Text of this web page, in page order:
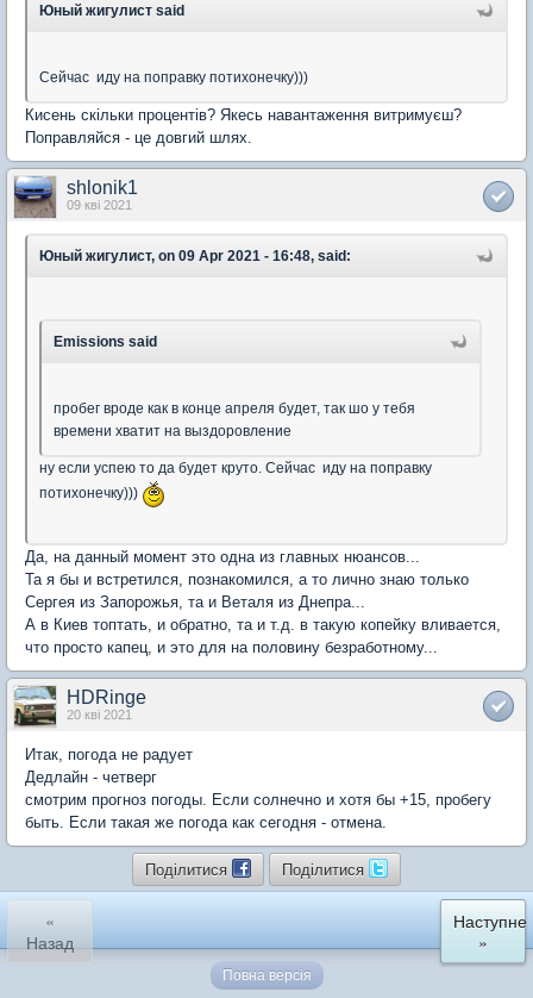
Юный жигулист said
Сейчас иду на поправку потихонечку)))
Кисень скільки процентів? Якесь навантаження витримуєш?
Поправляйся - це довгий шлях.
shlonik1
09 кві 2021
Юный жигулист, on 09 Apr 2021 - 16:48, said:
Emissions said
пробег вроде как в конце апреля будет, так шо у тебя
времени хватит на выздоровление
ну если успею то да будет круто. Сейчас иду на поправку
потихонечку)))
Да, на данный момент это одна из главных нюансов...
Та я бы и встретился, познакомился, а то лично знаю только
Сергея из Запорожья, та и Веталя из Днепра...
А в Киев топтать, и обратно, та и т.д. в такую копейку вливается,
что просто капец, и это для на половину безработному...
HDRinge
20 кві 2021
Итак, погода не радует
Дедлайн - четверг
смотрим прогноз погоды. Если солнечно и хотя бы +15, пробегу
быть. Если такая же погода как сегодня - отмена.
Поділитися Поділитися
«
Назад
Наступне
»
Повна версія